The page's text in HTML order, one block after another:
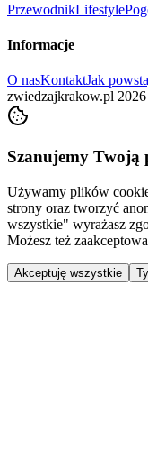
PrzewodnikLifestyle
Informacje
O nasKontaktJak
zwiedzajkrakow.pl 2026
Szanujemy Twoją
Używamy plików
strony oraz tworzyć
wszystkie" wyrażasz
Możesz też
Akceptuję wszystkie